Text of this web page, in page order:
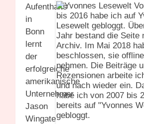
Aufenthalts
in
Bonn
lernt
der
erfolgreiche
amerikanische
Unternehmer
Jason
Wingate
bis 2016 habe ich auf
Lesewelt gebloggt.
Jahr bestand die Seite
Archiv. Im Mai 2018
beschlossen, sie
nehmen. Die Beiträge
Rezensionen arbeite
und nach wieder ein.
habe ich von 2007 bis
bereits auf "Yvonnes
gebloggt.